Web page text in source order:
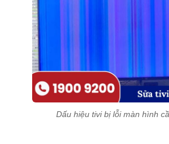
Dấu hiệu tivi bị lỗi màn hình